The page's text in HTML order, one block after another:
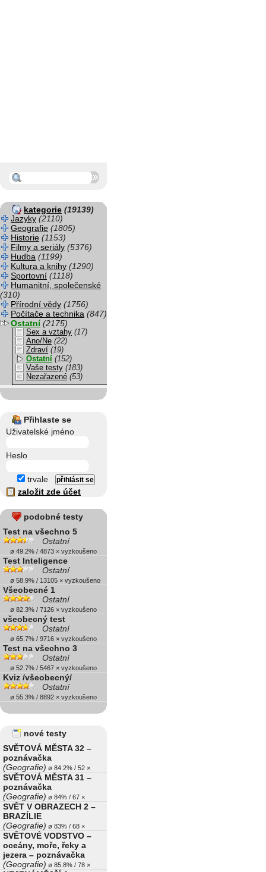
kategorie (19139)
Jazyky (2110)
Geografie (1805)
Historie (1153)
Filmy a seriály (5376)
Hudba (1199)
Kultura a knihy (1290)
Sportovní (1118)
Humanitní, společenské
(310)
Přírodní vědy (1756)
Počítače a technika (847)
Ostatní (2175)
Sex a vztahy (17)
Ano/Ne (22)
Zdraví (19)
Ostatní (152)
Vaše testy (183)
Nezařazené (53)
Přihlaste se
Uživatelské jméno
Heslo
trvale
založit zde účet
podobné testy
Test na všechno 5
Ostatní
ø 49.2% / 4873 × vyzkoušeno
Test Inteligence
Ostatní
ø 58.9% / 13105 × vyzkoušeno
Všeobecné 1
Ostatní
ø 82.3% / 7126 × vyzkoušeno
všeobecný test
Ostatní
ø 65.7% / 9716 × vyzkoušeno
Test na všechno 3
Ostatní
ø 52.7% / 5467 × vyzkoušeno
Kviz /všeobecný/
Ostatní
ø 55.3% / 8892 × vyzkoušeno
nové testy
SVĚTOVÁ MĚSTA 32 –
poznávačka
(Geografie) ø 84.2% / 52 ×
SVĚTOVÁ MĚSTA 31 –
poznávačka
(Geografie) ø 84% / 67 ×
SVĚT V OBRAZECH 2 –
BRAZÍLIE
(Geografie) ø 83% / 68 ×
SVĚTOVÉ VODSTVO –
oceány, moře, řeky a
jezera – poznávačka
(Geografie) ø 85.8% / 78 ×